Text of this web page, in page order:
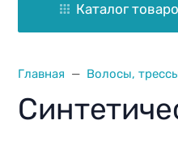
Каталог
Главная Волосы,